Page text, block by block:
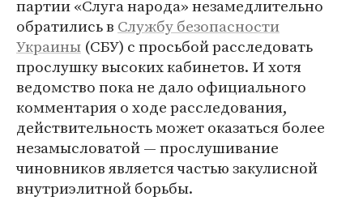
партии «Слуга народа» незамедлительно
обратились в Службу безопасности
Украины (СБУ) с просьбой расследовать
прослушку высоких кабинетов. И хотя
ведомство пока не дало официального
комментария о ходе расследования,
действительность может оказаться более
незамысловатой — прослушивание
чиновников является частью закулисной
внутриэлитной борьбы.